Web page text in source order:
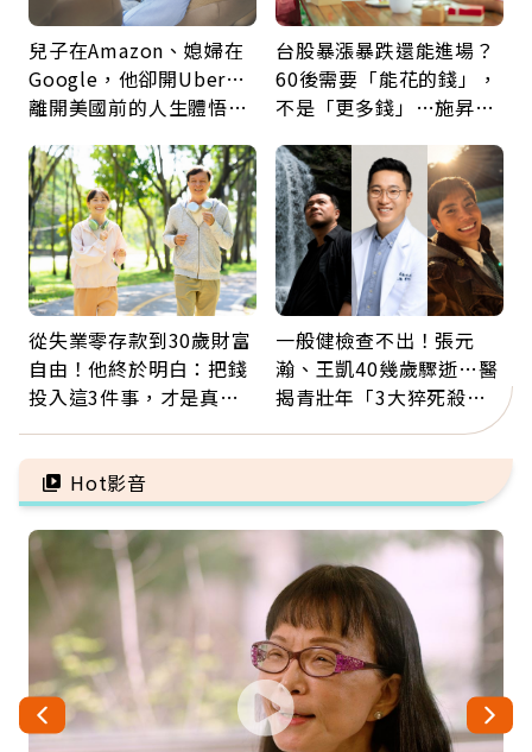
兒子在Amazon、媳婦在
Google，他卻開Uber…
離開美國前的人生體悟：
台股暴漲暴跌還能進場？
60後需要「能花的錢」，
不是「更多錢」…施昇
票
從失業零存款到30歲財富
自由！他終於明白：把錢
投入這3件事，才是真正
一般健檢查不出！張元
瀚、王凱40幾歲驟逝…醫
揭青壯年「3大猝死殺
手」：靠2檢查揪出9成地
雷
Hot影音